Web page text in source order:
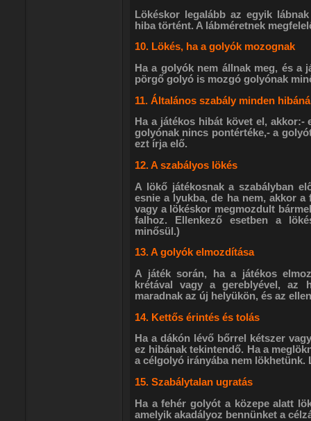
Lökéskor legalább az egyik
hiba történt. A lábméretnek
10. Lökés, ha a golyók mozognak
Ha a golyók nem állnak meg, és a
pörgő golyó is mozgó golyónak
11. Általános szabály minden
Ha a játékos hibát követ el,
golyónak nincs pontértéke,- a
ezt írja elő.
12. A szabályos lökés
A lökő játékosnak a szabályban
esnie a lyukba, de ha nem, akkor
vagy a lökéskor megmozdult
falhoz. Ellenkező esetben a
minősül.)
13. A golyók elmozdítása
A játék során, ha a játékos
krétával vagy a gereblyével, az
maradnak az új helyükön, és az
14. Kettős érintés és tolás
Ha a dákón lévő bőrrel kétszer
ez hibának tekintendő. Ha a
a célgolyó irányába nem
15. Szabálytalan ugratás
Ha a fehér golyót a közepe alatt
amelyik akadályoz bennünket a